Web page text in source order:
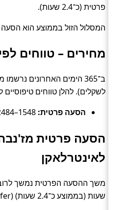
פרטית (כ־2.4 שעות).
המסלול הזול בממוצע הוא הסעה
מחירים – טווחים
ב־365 הימים האחרונים
לשקלים). להלן טווחים טיפוסיים
הסעה פרטית:
הסעה פרטית
לאינטרלאקן
שעות (בממוצע כ־2.4 שעות) (Private transfer).